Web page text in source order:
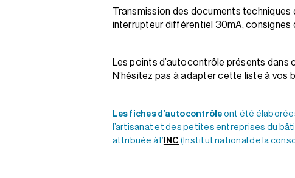
Transmission des documents techniques
interrupteur différentiel 30mA, consignes
Les points d’autocontrôle présents dans
N’hésitez pas à adapter cette liste à vos
Les fiches d’autocontrôle ont été
l’artisanat et des petites entreprises du
attribuée à l’ INC (Institut national de la